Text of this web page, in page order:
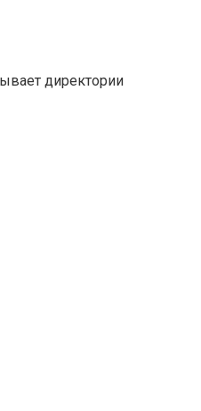
директории